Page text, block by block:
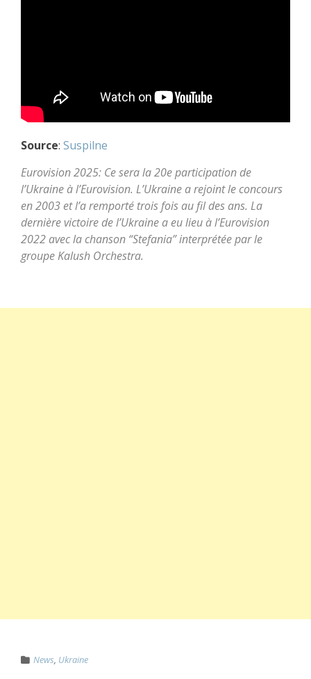
Source: Suspilne
Eurovision 2025: Ce sera la 20e participation de
l’Ukraine à l’Eurovision. L’Ukraine a rejoint le concours
en 2003 et l’a remporté trois fois au fil des ans. La
dernière victoire de l’Ukraine a eu lieu à l’Eurovision
2022 avec la chanson “Stefania” interprétée par le
groupe Kalush Orchestra.
News, Ukraine